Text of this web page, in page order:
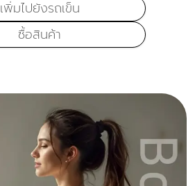
เพิ่มไปยังรถเข็น
ซื้อสินค้า